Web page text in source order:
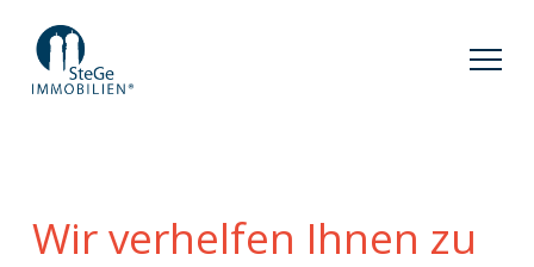
Wir verhelfen Ihnen zu